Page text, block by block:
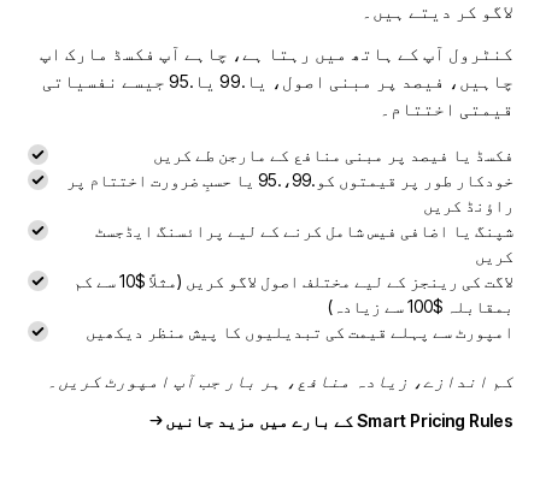
لاگو کر دیتے ہیں۔
کنٹرول آپ کے ہاتھ میں رہتا ہے، چاہے آپ فکسڈ مارک اپ
چاہیں، فیصد پر مبنی اصول، یا.99 یا.95 جیسے نفسیاتی
قیمتی اختتام۔
فکسڈ یا فیصد پر مبنی منافع کے مارجن طے کریں
خودکار طور پر قیمتوں کو.99،.95 یا حسبِ ضرورت اختتام پر
راؤنڈ کریں
شپنگ یا اضافی فیس شامل کرنے کے لیے پرائسنگ ایڈجسٹ
کریں
لاگت کی رینجز کے لیے مختلف اصول لاگو کریں (مثلاً $10 سے کم
بمقابلہ $100 سے زیادہ)
امپورٹ سے پہلے قیمت کی تبدیلیوں کا پیش منظر دیکھیں
کم اندازے، زیادہ منافع، ہر بار جب آپ امپورٹ کریں۔
Smart Pricing Rules کے بارے میں مزید جانیں